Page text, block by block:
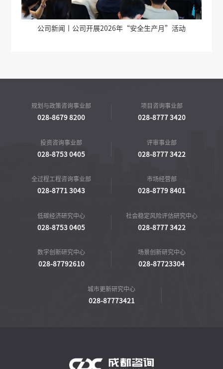
“安全生产月”活动
公司新闻丨德阳天府旌城全过程工程咨